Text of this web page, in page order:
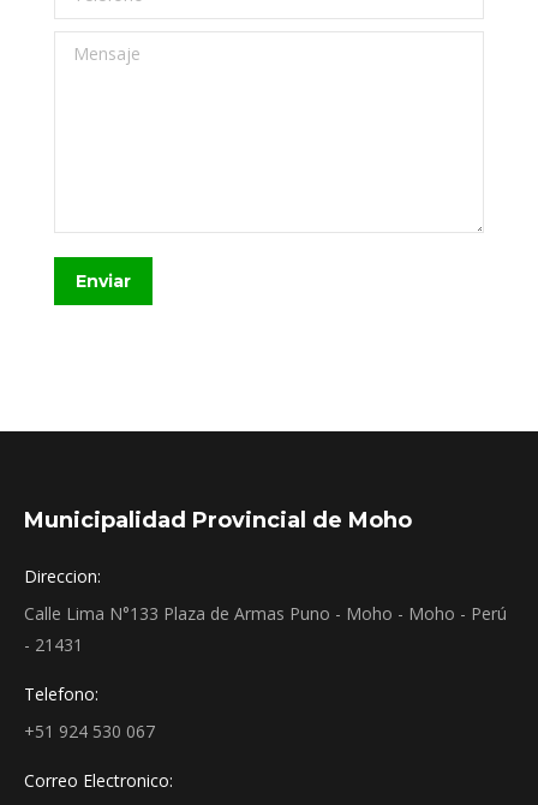
Mensaje
Enviar
Municipalidad Provincial de Moho
Direccion:
Calle Lima N°133 Plaza de Armas Puno - Moho - Moho - Perú
- 21431
Telefono:
+51 924 530 067
Correo Electronico: